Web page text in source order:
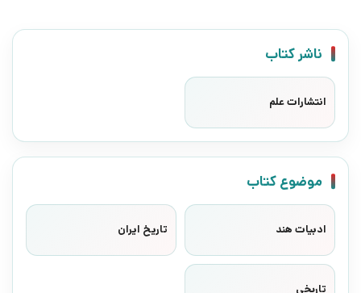
ناشر کتاب
انتشارات علم
موضوع کتاب
ادبیات هند تاریخ ایران
تاریخی